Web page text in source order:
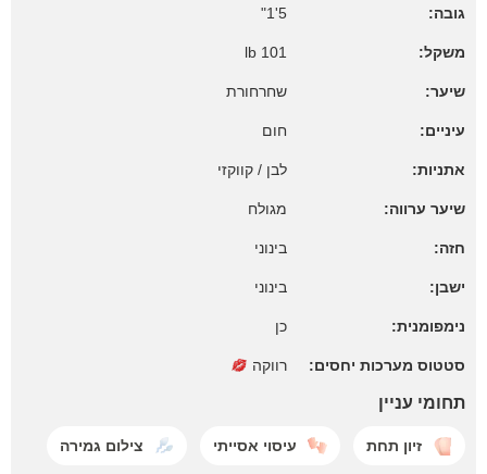
גובה: 5'1"
משקל: 101 lb
שיער: שחרחורת
עיניים: חום
אתניות: לבן / קווקזי
שיער ערווה: מגולח
חזה: בינוני
ישבן: בינוני
נימפומנית: כן
סטטוס מערכות יחסים: רווקה
תחומי עניין
זיון תחת עיסוי אסייתי צילום גמירה